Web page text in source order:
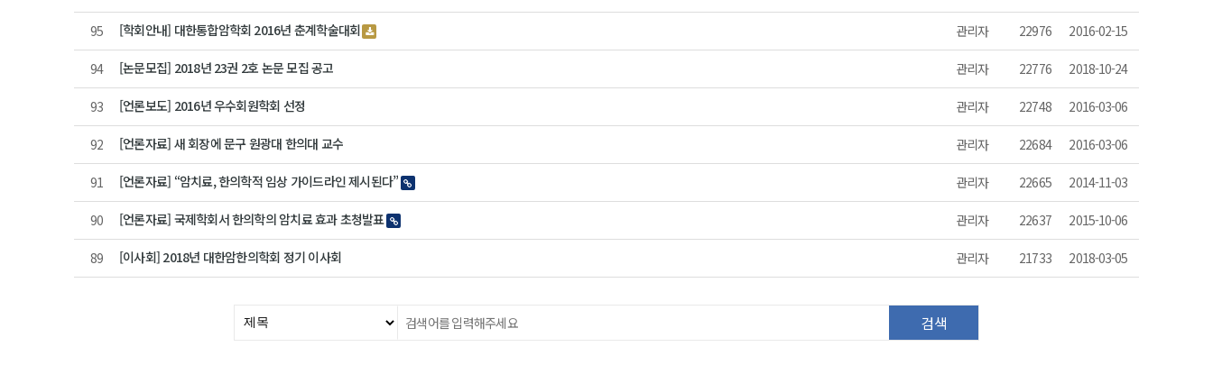
95 [학회안내] 대한통합암학회 2016년 춘계학술대회 관리자 22976 2016-02-15
94 [논문모집] 2018년 23권 2호 논문 모집 공고 관리자 22776 2018-10-24
93 [언론보도] 2016년 우수회원학회 선정 관리자 22748 2016-03-06
92 [언론자료] 새 회장에 문구 원광대 한의대 교수 관리자 22684 2016-03-06
91 [언론자료] “암치료, 한의학적 임상 가이드라인 제시된다” 관리자 22665 2014-11-03
90 [언론자료] 국제학회서 한의학의 암치료 효과 초청발표 관리자 22637 2015-10-06
89 [이사회] 2018년 대한암한의학회 정기 이사회 관리자 21733 2018-03-05